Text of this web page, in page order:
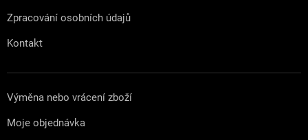
Zpracování osobních údajů
Kontakt
Výměna nebo vrácení zboží
Moje objednávka